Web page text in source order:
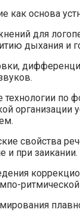
как основа
для
дыхания и
технологии по
организации
свойства
и при заикании.
ритмической